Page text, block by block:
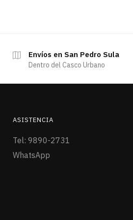
Envíos en San Pedro Sula
Dentro del Casco Urbano
ASISTENCIA
Tel: 9890-2731
WhatsApp